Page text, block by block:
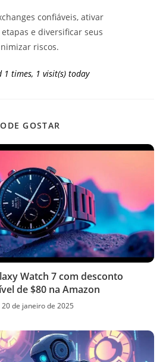
confiáveis, ativar
e diversificar seus
riscos.
1 times, 1 visit(s) today
GOSTAR
Watch 7 com desconto
de $80 na Amazon
20 de janeiro de 2025